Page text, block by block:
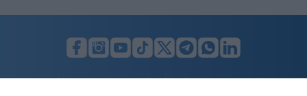
LUNIFIN S.r.l. a socio unico. Sede legale Milano, Largo F. Richini, 2/A,